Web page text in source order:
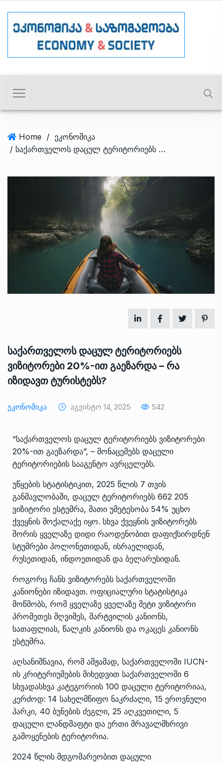
Home / ეკონომიკა
/ საქართველოს დაცულ ტერიტორიებს ვიზიტორები 20%-ით გაეზარდა – რა იზიდავთ ტურისტებს?
საქართველოს დაცულ ტერიტორიებს
ვიზიტორები 20%-ით გაეზარდა – რა
იზიდავთ ტურისტებს?
Ეკონომიკა Აგვისტო 14, 2025 542
“საქართველოს დაცულ ტერიტორიებს ვიზიტორები
20%-ით გაეზარდა”, – მონაცემებს დაცული
ტერიტორიების სააგენტო ავრცელებს.
უწყების სტატისტიკით, 2025 წლის 7 თვის
განმავლობაში, დაცულ ტერიტორიებს 662 205
ვიზიტორი ესტუმრა, მათი უმეტესობა 54% უცხო
ქვეყნის მოქალაქე იყო. სხვა ქვეყნის ვიზიტორებს
შორის ყველაზე დიდი რაოდენობით დაფიქსირდნენ
სტუმრები პოლონეთიდან, ისრაელიდან,
რუსეთიდან, ინდოეთიდან და ბელარუსიდან.
როგორც ჩანს ვიზიტორებს საქართველოში
კანიონები იზიდავთ. ოფიციალური სტატისტიკა
მოწმობს, რომ ყველაზე ყველაზე მეტი ვიზიტორი
პრომეთეს მღვიმეს, მარტვილის კანიონს,
სათაფლიას, წალკის კანიონს და ოკაცეს კანიონს
ესტუმრა.
აღსანიშნავია, რომ ამჟამად, საქართველოში IUCN-
ის კრიტერიუმების მიხედვით საქართველოში 6
სხვადასხვა კატეგორიის 100 დაცული ტერიტორიაა,
კერძოდ: 14 სახელმწიფო ნაკრძალი, 15 ეროვნული
პარკი, 40 ბუნების ძეგლი, 25 აღკვეთილი, 5
დაცული ლანდშაფტი და ერთი მრავალმხრივი
გამოყენების ტერიტორია.
2024 წლის მდგომარეობით დაცული